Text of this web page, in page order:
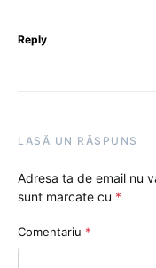
Reply
LASĂ UN RĂSPUNS
Adresa ta de email nu
sunt marcate cu *
Comentariu *